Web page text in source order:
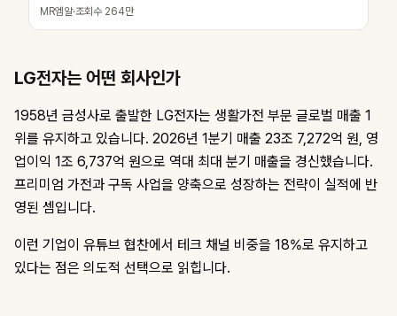
MR엠알·조회수 264만
LG전자는 어떤 회사인가
1958년 금성사로 출발한 LG전자는 생활가전 부문 글로벌 매출 1
위를 유지하고 있습니다. 2026년 1분기 매출 23조 7,272억 원, 영
업이익 1조 6,737억 원으로 역대 최대 분기 매출을 경신했습니다.
프리미엄 가전과 구독 사업을 양축으로 성장하는 전략이 실적에 반
영된 셈입니다.
이런 기업이 유튜브 협찬에서 테크 채널 비중을 18%로 유지하고
있다는 점은 의도적 선택으로 읽힙니다.